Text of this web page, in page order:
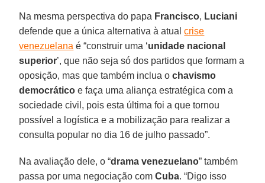
Na mesma perspectiva do papa Francisco, Luciani
defende que a única alternativa à atualcrise
venezuelana é “construir uma ‘unidade nacional
superior’, que não seja só dos partidos que formam a
oposição, mas que também inclua ochavismo
democrático e faça uma aliança estratégica com a
sociedade civil, pois esta última foi a que tornou
possível a logística e a mobilização para realizar a
consulta popular no dia 16 de julho passado”.
Na avaliação dele, o “drama venezuelano” também
passa por uma negociação comCuba. “Digo isso